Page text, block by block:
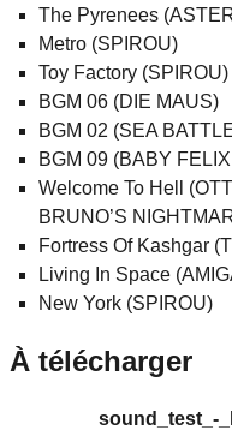
The Pyrenees
Metro (SPIROU)
Toy Factory (SPIROU)
BGM 06 (DIE MAUS)
BGM 02 (SEA
BGM 09 (BABY
Welcome To Hell
BRUNO’S
Fortress Of Kashgar
Living In Space
New York (SPIROU)
À télécharger
sound_test_-